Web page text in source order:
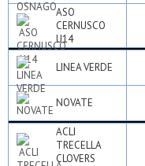
ASO
CERNUSCO
U14
LINEA VERDE
NOVATE
ACLI
TRECELLA
CLOVERS